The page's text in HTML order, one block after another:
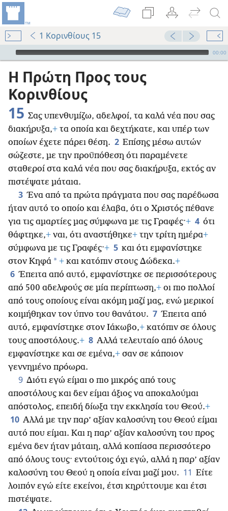
1 Κορινθίους 15
Audio Player
00:00
Η Πρώτη Προς τους
Κορινθίους
15 Σας υπενθυμίζω, αδελφοί, τα καλά νέα που σας
διακήρυξα,+ τα οποία και δεχτήκατε, και υπέρ των
οποίων έχετε πάρει θέση. 2 Επίσης μέσω αυτών
σώζεστε, με την προϋπόθεση ότι παραμένετε
σταθεροί στα καλά νέα που σας διακήρυξα, εκτός αν
πιστέψατε μάταια.
3 Ένα από τα πρώτα πράγματα που σας παρέδωσα
ήταν αυτό το οποίο και έλαβα, ότι ο Χριστός πέθανε
για τις αμαρτίες μας σύμφωνα με τις Γραφές·+ 4 ότι
θάφτηκε,+ ναι, ότι αναστήθηκε+ την τρίτη ημέρα+
σύμφωνα με τις Γραφές·+ 5 και ότι εμφανίστηκε
στον Κηφά * + και κατόπιν στους Δώδεκα.+
6 Έπειτα από αυτό, εμφανίστηκε σε περισσότερους
από 500 αδελφούς σε μία περίπτωση,+ οι πιο πολλοί
από τους οποίους είναι ακόμη μαζί μας, ενώ μερικοί
κοιμήθηκαν τον ύπνο του θανάτου. 7 Έπειτα από
αυτό, εμφανίστηκε στον Ιάκωβο,+ κατόπιν σε όλους
τους αποστόλους.+ 8 Αλλά τελευταίο από όλους
εμφανίστηκε και σε εμένα,+ σαν σε κάποιον
γεννημένο πρόωρα.
9 Διότι εγώ είμαι ο πιο μικρός από τους
αποστόλους και δεν είμαι άξιος να αποκαλούμαι
απόστολος, επειδή δίωξα την εκκλησία του Θεού.+
10 Αλλά με την παρ’ αξίαν καλοσύνη του Θεού είμαι
αυτό που είμαι. Και η παρ’ αξίαν καλοσύνη του προς
εμένα δεν ήταν μάταιη, αλλά κοπίασα περισσότερο
από όλους τους· εντούτοις όχι εγώ, αλλά η παρ’ αξίαν
καλοσύνη του Θεού η οποία είναι μαζί μου. 11 Είτε
λοιπόν εγώ είτε εκείνοι, έτσι κηρύττουμε και έτσι
πιστέψατε.